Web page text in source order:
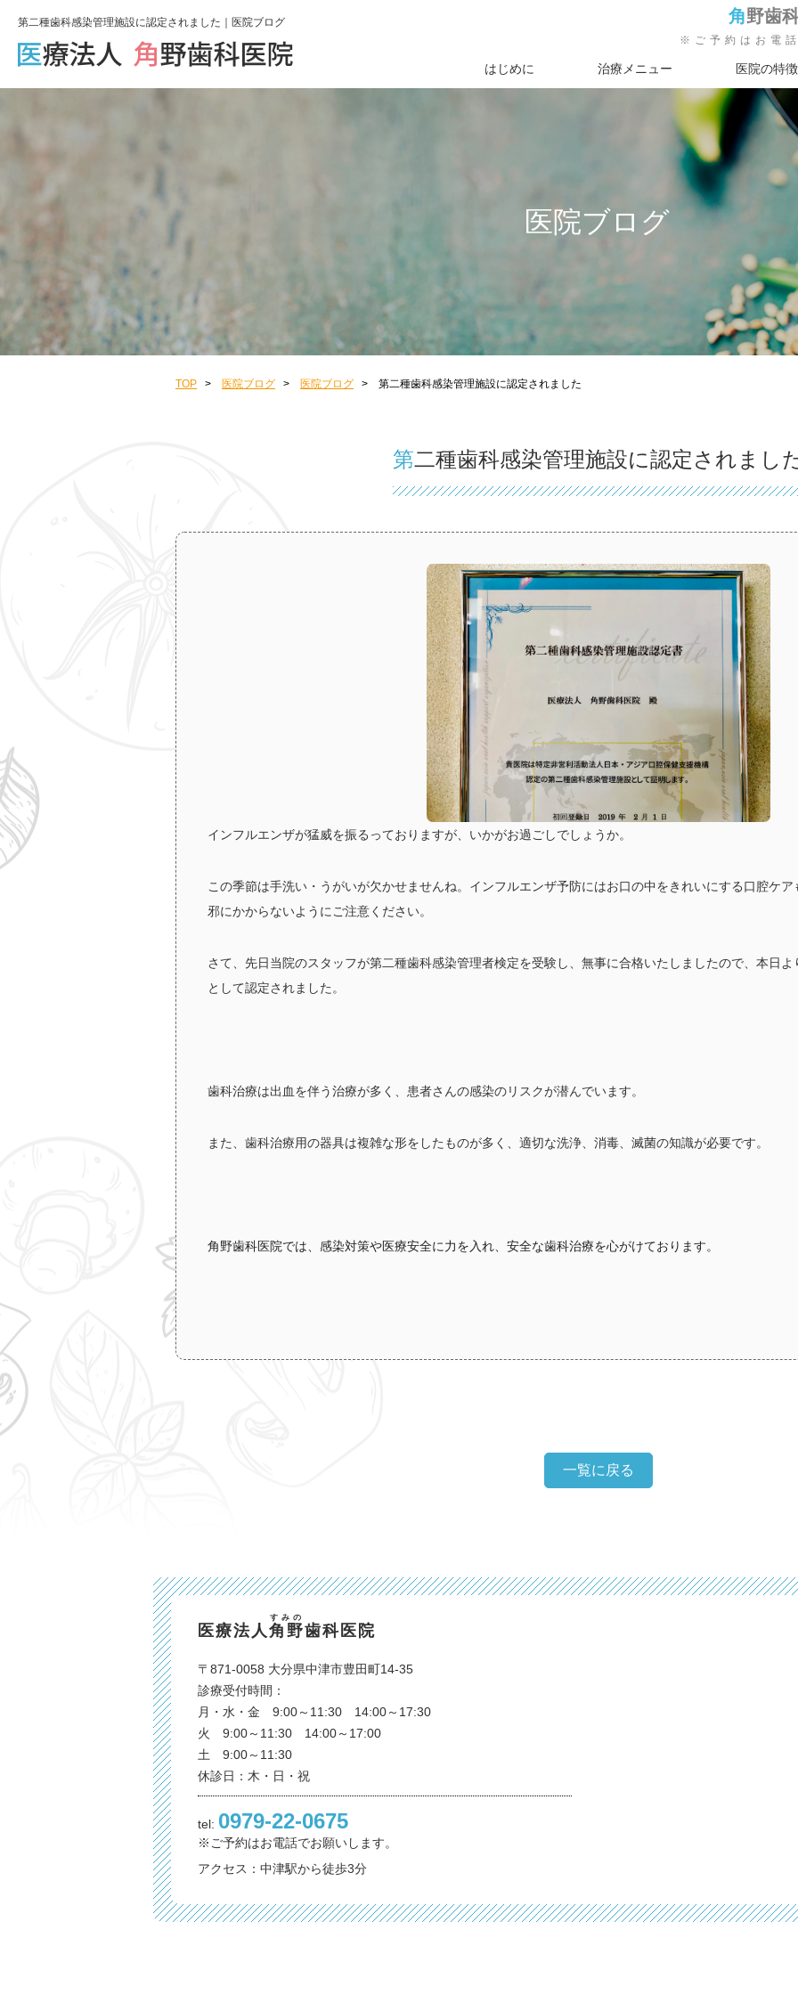
第二種歯科感染管理施設に認定されました｜医院ブログ 角野歯
※ご予約はお電
はじめに 治療メニュー 医院の特徴
医院ブログ
TOP > 医院ブログ > 医院ブログ > 第二種歯科感染管理施設に認定されました
第二種歯科感染管理施設に認定されまし
インフルエンザが猛威を振るっておりますが、いかがお過ごしでしょうか。
この季節は手洗い・うがいが欠かせませんね。インフルエンザ予防にはお口の中をきれいにする口腔ケア
邪にかからないようにご注意ください。
さて、先日当院のスタッフが第二種歯科感染管理者検定を受験し、無事に合格いたしましたので、本日よ
として認定されました。
歯科治療は出血を伴う治療が多く、患者さんの感染のリスクが潜んでいます。
また、歯科治療用の器具は複雑な形をしたものが多く、適切な洗浄、消毒、滅菌の知識が必要です。
角野歯科医院では、感染対策や医療安全に力を入れ、安全な歯科治療を心がけております。
一覧に戻る
医療法人 角野
すみの
歯科医院
〒871-0058 大分県中津市豊田町14-35
診療受付時間：
月・水・金 9:00～11:30 14:00～17:30
火 9:00～11:30 14:00～17:00
土 9:00～11:30
休診日：木・日・祝
tel: 0979-22-0675
※ご予約はお電話でお願いします。
アクセス：中津駅から徒歩3分